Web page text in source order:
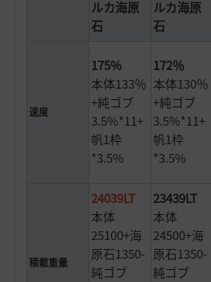
ルカ海原
石
ルカ海原
石
速度
175%
本体133％
+純ゴブ
3.5%*11+
帆1枠
*3.5%
172％
本体130％
+純ゴブ
3.5%*11+
帆1枠
*3.5%
積載重量
24039LT
本体
25100+海
原石1350-
純ゴブ
23439LT
本体
24500+海
原石1350-
純ゴブ